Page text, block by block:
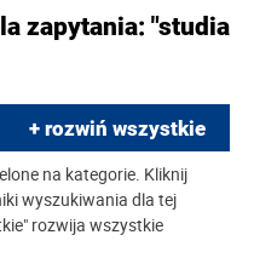
zapytania: "studia
+ rozwiń wszystkie
na kategorie. Kliknij
wyszukiwania dla tej
rozwija wszystkie